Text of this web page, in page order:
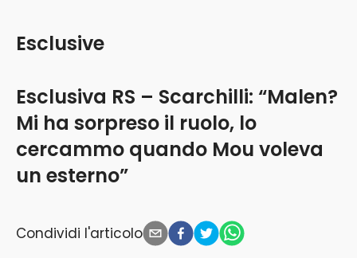
Esclusiva RS – Scarchilli: “Malen?
Mi ha sorpreso il ruolo, lo
cercammo quando Mou voleva
un esterno”
Esclusive
Condividi l'articolo